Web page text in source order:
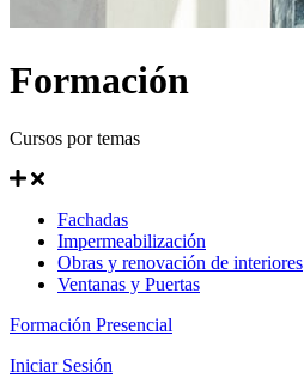
Formación
Cursos por temas
Fachadas
Impermeabilización
Obras y renovación de interiores
Ventanas y Puertas
Formación Presencial
Iniciar Sesión